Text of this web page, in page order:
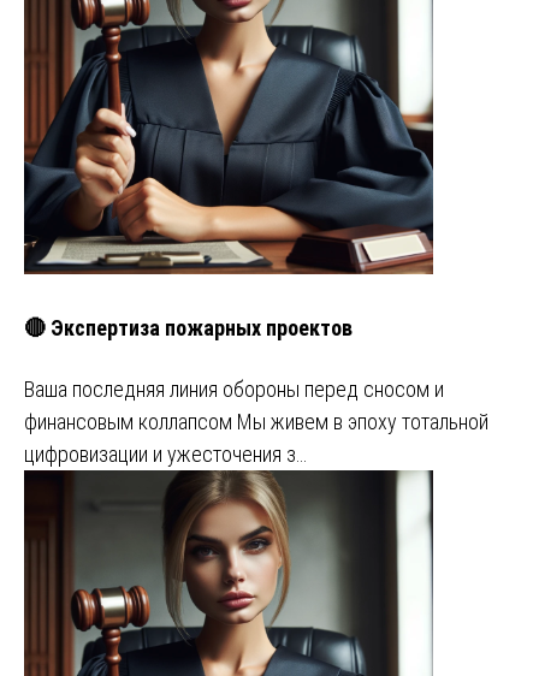
🔴 Экспертиза пожарных проектов
Ваша последняя линия обороны перед сносом и
финансовым коллапсом Мы живем в эпоху тотальной
цифровизации и ужесточения з…